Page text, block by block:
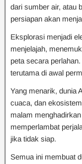
dari sumber air, atau
persiapan akan
Eksplorasi menjadi
menjelajah,
peta secara
terutama di awal
Yang menarik, dunia
cuaca, dan
malam
memperlambat
jika tidak siap.
Semua ini membuat